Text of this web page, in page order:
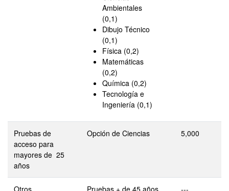
Ambientales
(0,1)
Dibujo Técnico
(0,1)
Física (0,2)
Matemáticas
(0,2)
Química (0,2)
Tecnología e
Ingeniería (0,1)
Pruebas de
acceso para
mayores de 25
años
Opción de Ciencias 5,000
Otros Pruebas + de 45 años ---